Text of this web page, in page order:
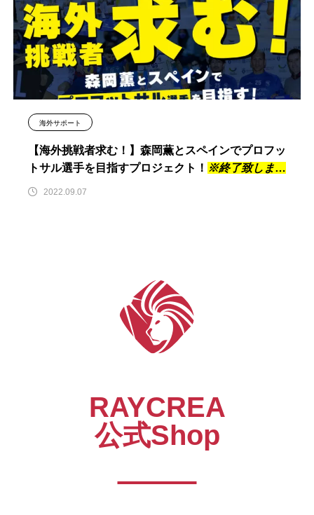
海外サポート
【海外挑戦者求む！】森岡薫とスペインでプロフッ
トサル選手を目指すプロジェクト！ ※終了致しまし
た
2022.09.07
RAYCREA
公式Shop